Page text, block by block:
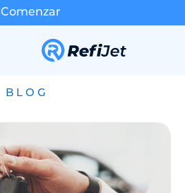
Comenzar
BLOG